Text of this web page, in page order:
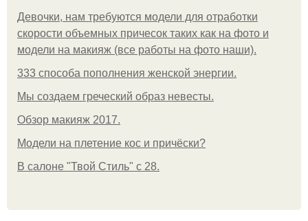
Девочки, нам требуются модели для отработки
скорости объемных причесок таких как на фото и
модели на макияж (все работы на фото наши).
333 способа пополнения женской энергии.
Мы создаем греческий образ невесты.
Обзор макияж 2017.
Модели на плетение кос и причёски?
В салоне "Твой Стиль" с 28.